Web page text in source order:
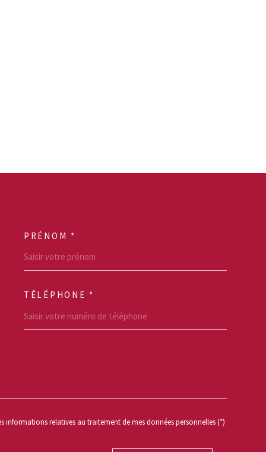
PRÉNOM *
TÉLÉPHONE *
relatives au traitement de mes données personnelles (*)